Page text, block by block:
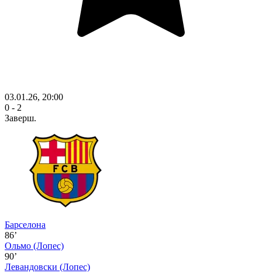
03.01.26, 20:00
0 - 2
Заверш.
Барселона
86’
Ольмо (Лопес)
90’
Левандовски (Лопес)